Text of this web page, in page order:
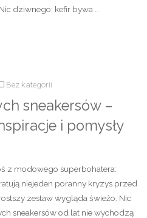
dziwnego: kefir bywa …
Bez kategorii
sneakersów –
i pomysły
z modowego superbohatera:
niejeden poranny kryzys przed
zestaw wygląda świeżo. Nic
sneakersów od lat nie wychodzą